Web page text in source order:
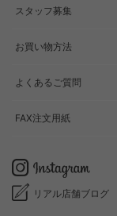
スタッフ募集
お買い物方法
よくあるご質問
FAX注文用紙
リアル店舗ブログ